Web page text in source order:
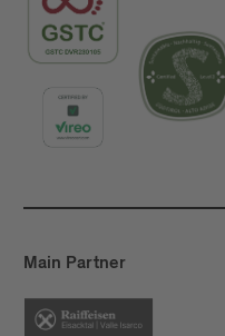
Main Partner